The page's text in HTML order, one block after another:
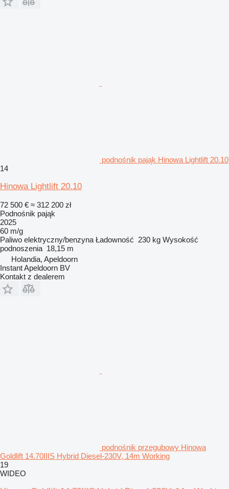
podnośnik pająk Hinowa Lightlift 20.10
14
Hinowa Lightlift 20.10
72 500 € ≈ 312 200 zł
Podnośnik pająk
2025
60 m/g
Paliwo elektryczny/benzyna Ładowność 230 kg Wysokość
podnoszenia 18,15 m
Holandia, Apeldoorn
Instant Apeldoorn BV
Kontakt z dealerem
podnośnik przegubowy Hinowa
Goldlift 14.70IIIS Hybrid Diesel-230V, 14m Working
19
WIDEO